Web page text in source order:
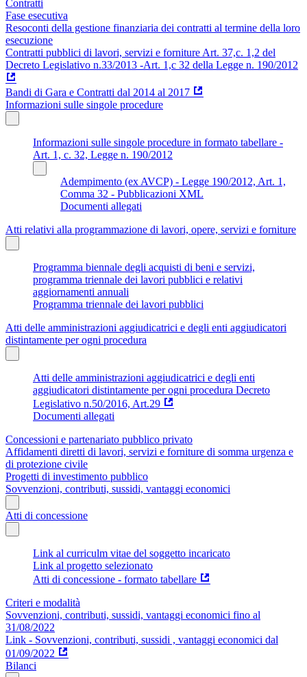
Contratti
Fase esecutiva
Resoconti della gestione finanziaria dei contratti al termine della loro
esecuzione
Contratti pubblici di lavori, servizi e forniture Art. 37,c. 1,2 del
Decreto Legislativo n.33/2013 -Art. 1,c 32 della Legge n. 190/2012
Bandi di Gara e Contratti dal 2014 al 2017
Informazioni sulle singole procedure
Informazioni sulle singole procedure in formato tabellare -
Art. 1, c. 32, Legge n. 190/2012
Adempimento (ex AVCP) - Legge 190/2012, Art. 1,
Comma 32 - Pubblicazioni XML
Documenti allegati
Atti relativi alla programmazione di lavori, opere, servizi e forniture
Programma biennale degli acquisti di beni e servizi,
programma triennale dei lavori pubblici e relativi
aggiornamenti annuali
Programma triennale dei lavori pubblici
Atti delle amministrazioni aggiudicatrici e degli enti aggiudicatori
distintamente per ogni procedura
Atti delle amministrazioni aggiudicatrici e degli enti
aggiudicatori distintamente per ogni procedura Decreto
Legislativo n.50/2016, Art.29
Documenti allegati
Concessioni e partenariato pubblico privato
Affidamenti diretti di lavori, servizi e forniture di somma urgenza e
di protezione civile
Progetti di investimento pubblico
Sovvenzioni, contributi, sussidi, vantaggi economici
Atti di concessione
Link al curriculm vitae del soggetto incaricato
Link al progetto selezionato
Atti di concessione - formato tabellare
Criteri e modalità
Sovvenzioni, contributi, sussidi, vantaggi economici fino al
31/08/2022
Link - Sovvenzioni, contributi, sussidi , vantaggi economici dal
01/09/2022
Bilanci